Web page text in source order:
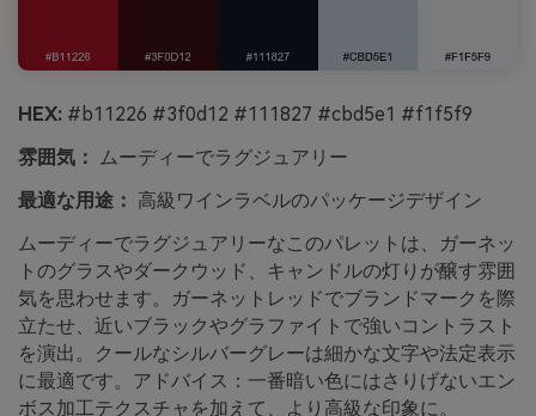
HEX: #b11226 #3f0d12 #111827 #cbd5e1 #f1f5f9
雰囲気： ムーディーでラグジュアリー
最適な用途： 高級ワインラベルのパッケージデザイン
ムーディーでラグジュアリーなこのパレットは、ガーネッ
トのグラスやダークウッド、キャンドルの灯りが醸す雰囲
気を思わせます。ガーネットレッドでブランドマークを際
立たせ、近いブラックやグラファイトで強いコントラスト
を演出。クールなシルバーグレーは細かな文字や法定表示
に最適です。アドバイス：一番暗い色にはさりげないエン
ボス加工テクスチャを加えて、より高級な印象に。